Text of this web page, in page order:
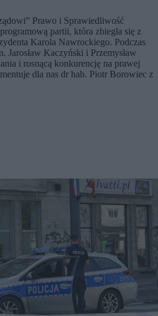
Prawo i Sprawiedliwość
partii, która zbiegła się z
Karola Nawrockiego. Podczas
Jarosław Kaczyński i Przemysław
i rosnącą konkurencję na prawej
dla nas dr hab. Piotr Borowiec z